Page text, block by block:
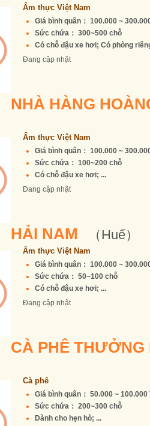
Ẩm thực Việt Nam
Giá bình quân： 100.000 ~
Sức chứa： 300~500 chỗ
Có chỗ đậu xe hơi; Có phòng
Đang cập nhật
NHÀ HÀNG
Ẩm thực Việt Nam
Giá bình quân： 100.000 ~
Sức chứa： 100~200 chỗ
Có chỗ đậu xe hơi; ...
Đang cập nhật
HẢI NAM （Huế）
Ẩm thực Việt Nam
Giá bình quân： 100.000 ~
Sức chứa： 50~100 chỗ
Có chỗ đậu xe hơi; ...
Đang cập nhật
CÀ PHÊ THƯỞNG
Cà phê
Giá bình quân： 50.000 ~ 100.000
Sức chứa： 200~300 chỗ
Dành cho hẹn hò; ...